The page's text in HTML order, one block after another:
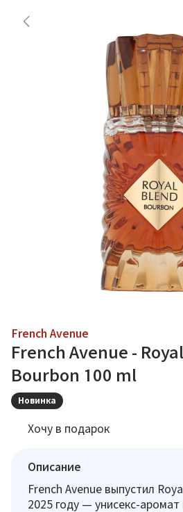
French Avenue
French Avenue -
Bourbon 100 ml
Новинка
Хочу в подарок
Описание
French Avenue выпустил
2025 году — унисекс-